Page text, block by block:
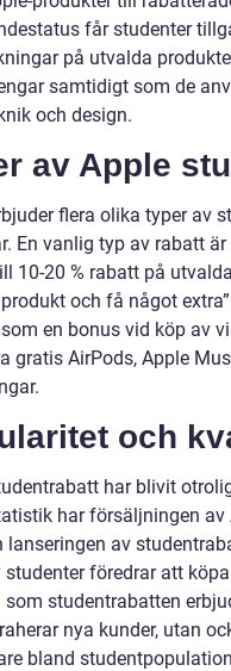
får studenter
på utvalda
samtidigt som de
och design.
av Apple
flera olika typer av
En vanlig typ av rabatt
10-20 % rabatt på
och få något
en bonus vid köp av
gratis AirPods, Apple
och
har blivit
har försäljningen av
lanseringen av
studenter föredrar att
som studentrabatten
nya kunder, utan
bland